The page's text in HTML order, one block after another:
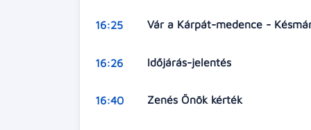
16:25 Vár a Kárpát-medence -
16:26 Időjárás-jelentés
16:40 Zenés Önök kérték